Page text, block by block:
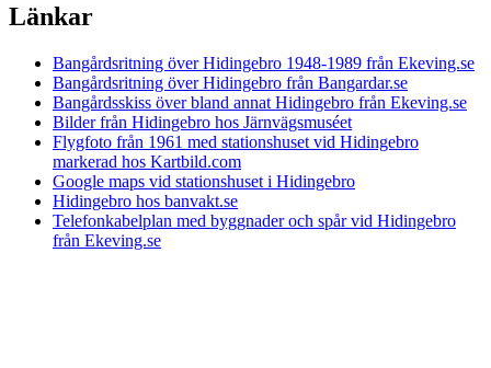
Länkar
Bangårdsritning över Hidingebro 1948-1989 från Ekeving.se
Bangårdsritning över Hidingebro från Bangardar.se
Bangårdsskiss över bland annat Hidingebro från Ekeving.se
Bilder från Hidingebro hos Järnvägsmuséet
Flygfoto från 1961 med stationshuset vid Hidingebro
markerad hos Kartbild.com
Google maps vid stationshuset i Hidingebro
Hidingebro hos banvakt.se
Telefonkabelplan med byggnader och spår vid Hidingebro
från Ekeving.se